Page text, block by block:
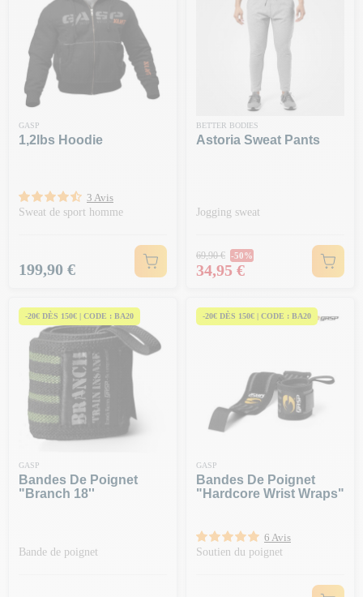
GASP
1,2lbs Hoodie
3 Avis
Sweat de sport homme
Prix
199,90 €
BETTER BODIES
Astoria Sweat Pants
Jogging sweat
Prix Normal
69,90 € -50%
Prix
34,95 €
-20€ DÈS 150€ | CODE : BA20
GASP
Bandes De Poignet
"branch 18''
Bande de poignet
-20€ DÈS 150€ | CODE : BA20
GASP
Bandes De Poignet
"hardcore Wrist Wraps"
6 Avis
Soutien du poignet